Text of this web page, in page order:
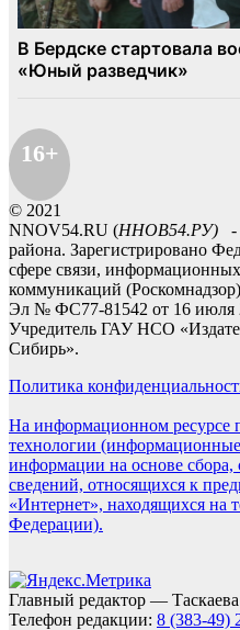
16+
© 2021
NNOV54.RU (ННОВ54.РУ) -
района. Зарегистрировано
сфере связи,
коммуникаций
Эл № ФС77-81542 от 16 июля
Учредитель ГАУ НСО
Сибирь».
Политика
На информационном ресурсе
технологии
информации на основе сбора,
сведений, относящихся к
«Интернет», находящихся на
Федерации).
Главный редактор —
Телефон редакции: 8 (383-49)